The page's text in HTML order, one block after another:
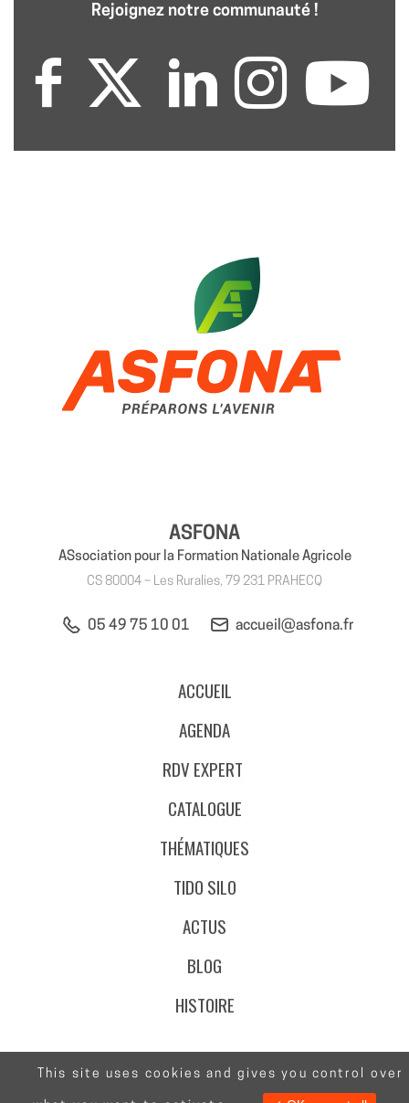
Rejoignez notre communauté !
ASFONA
ASsociation pour la Formation Nationale Agricole
CS 80004 – Les Ruralies, 79 231 PRAHECQ
05 49 75 10 01 accueil@asfona.fr
ACCUEIL
AGENDA
RDV EXPERT
CATALOGUE
THÉMATIQUES
TIDO SILO
ACTUS
BLOG
HISTOIRE
This site uses cookies and gives you control over